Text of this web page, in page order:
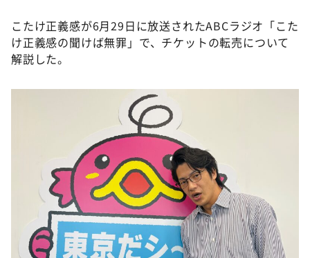
て真剣です
探偵！ナイトスクープ
news おかえり
河合＆A.B.C-Z塚田×福井アナ「なんでやねん！？」
DAIGOも台所 ～きょうの献立 何にする？～
本日はダイアンなり！シーズン２
朝だ！生です旅サラダ
教えて！ニュースライブ 正義のミカタ
ＬＩＦＥ～夢のカタチ～
新婚さんいらっしゃい！
こたけ正義感が6月29日に放送されたABCラジオ「こた
け正義感の聞けば無罪」で、チケットの転売について
解説した。